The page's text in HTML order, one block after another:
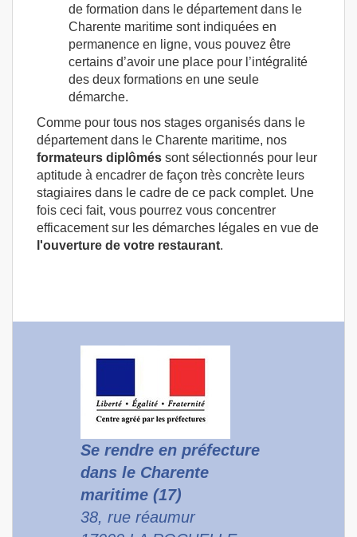
de formation dans le département dans le
Charente maritime sont indiquées en
permanence en ligne, vous pouvez être
certains d’avoir une place pour l’intégralité
des deux formations en une seule
démarche.
Comme pour tous nos stages organisés dans le
département dans le Charente maritime, nos
formateurs diplômés sont sélectionnés pour leur
aptitude à encadrer de façon très concrète leurs
stagiaires dans le cadre de ce pack complet. Une
fois ceci fait, vous pourrez vous concentrer
efficacement sur les démarches légales en vue de
l'ouverture de votre restaurant.
Se rendre en préfecture
dans le Charente
maritime (17)
38, rue réaumur